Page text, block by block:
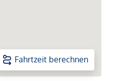
Fahrtzeit berechnen